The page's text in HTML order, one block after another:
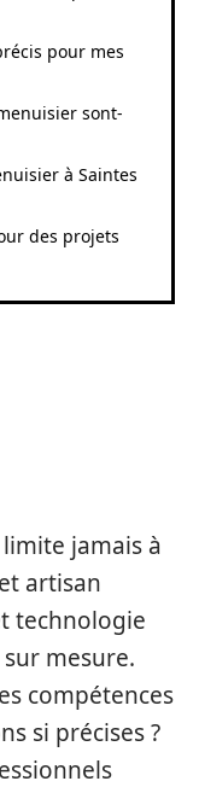
pour mes
sont-
à Saintes
des projets
jamais à
artisan
technologie
mesure.
compétences
si précises ?